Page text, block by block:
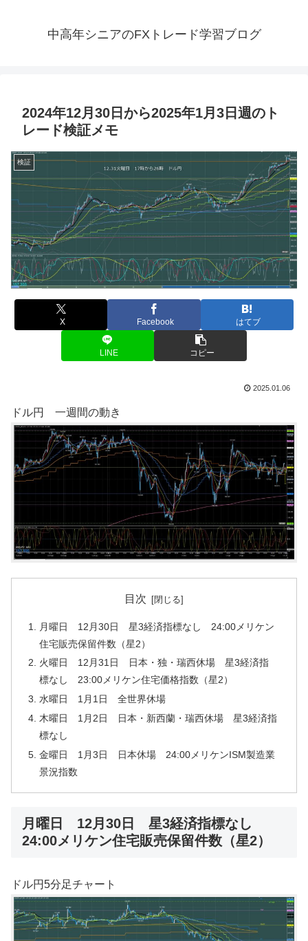
中高年シニアのFXトレード学習ブログ
2024年12月30日から2025年1月3日週のト
レード検証メモ
検証
X Facebook はてブ
LINE コピー
2025.01.06
ドル円 一週間の動き
目次
月曜日 12月30日 星3経済指標なし 24:00メリケン
住宅販売保留件数（星2）
火曜日 12月31日 日本・独・瑞西休場 星3経済指
標なし 23:00メリケン住宅価格指数（星2）
水曜日 1月1日 全世界休場
木曜日 1月2日 日本・新西蘭・瑞西休場 星3経済指
標なし
金曜日 1月3日 日本休場 24:00メリケンISM製造業
景況指数
月曜日 12月30日 星3経済指標なし
24:00メリケン住宅販売保留件数（星2）
ドル円5分足チャート